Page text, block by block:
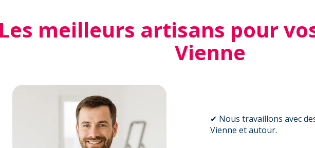
Les meilleurs artisans pour
Vienne
✔ Nous travaillons avec
Vienne et autour.